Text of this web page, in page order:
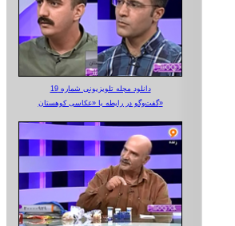
دانلود مجله تلویزیونی شماره 19
گفت‌وگو در رابطه با «عکاسی کوهستان»